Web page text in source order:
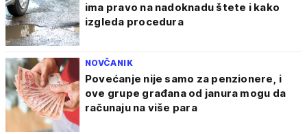
ima pravo na nadoknadu štete i kako
izgleda procedura
NOVČANIK
Povećanje nije samo za penzionere, i
ove grupe građana od janura mogu da
računaju na više para